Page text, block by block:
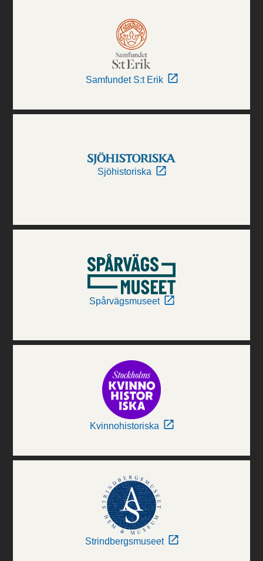
Samfundet S:t Erik
Sjöhistoriska
Spårvägsmuseet
Kvinnohistoriska
Strindbergsmuseet